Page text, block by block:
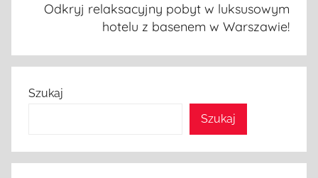
Odkryj relaksacyjny pobyt w luksusowym
hotelu z basenem w Warszawie!
Szukaj
Szukaj